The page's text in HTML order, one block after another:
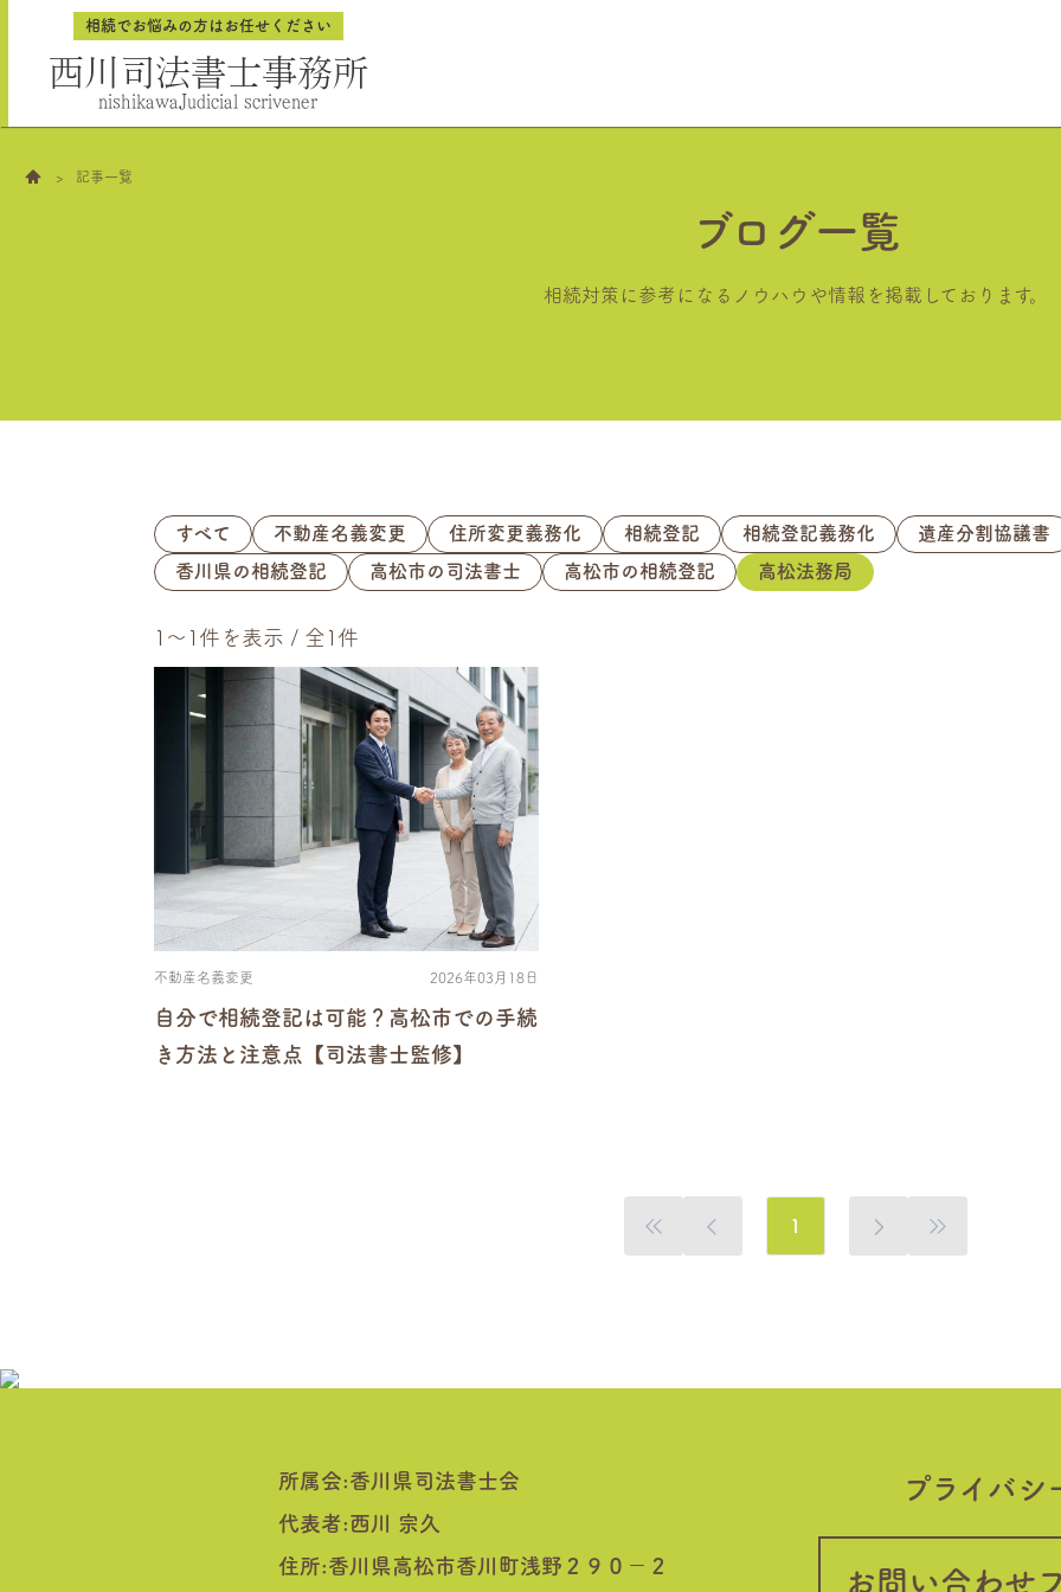
相続でお悩みの方はお任せください
西川司法書士事務所
nishikawaJudicial scrivener
記事一覧
ブログ一覧
相続対策に参考になるノウハウや情報を掲載しております。
すべて 不動産名義変更 住所変更義務化 相続登記 相続登記義務化 遺産分割協議書
香川県の相続登記
高松市の司法書士 高松市の相続登記 高松法務局
1〜1件を表示 / 全1件
不動産名義変更 2026年03月18日
自分で相続登記は可能？高松市での手続
き方法と注意点【司法書士監修】
1
所属会:香川県司法書士会
代表者:西川 宗久
住所:香川県高松市香川町浅野２９０−２
プライバシ
お問い合わせ